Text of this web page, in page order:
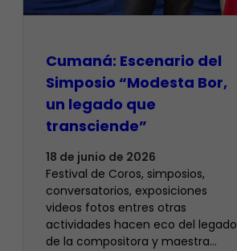
Cumaná: Escenario del
Simposio “Modesta Bor,
un legado que
transciende”
18 de junio de 2026
Festival de Coros, simposios,
conversatorios, exposiciones
videos fotos entres otras
actividades hacen eco del legado
de la compositora y maestra…